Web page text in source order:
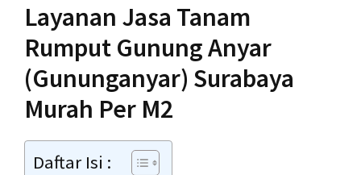
Layanan Jasa Tanam
Rumput Gunung Anyar
(Gununganyar) Surabaya
Murah Per M2
Daftar Isi :